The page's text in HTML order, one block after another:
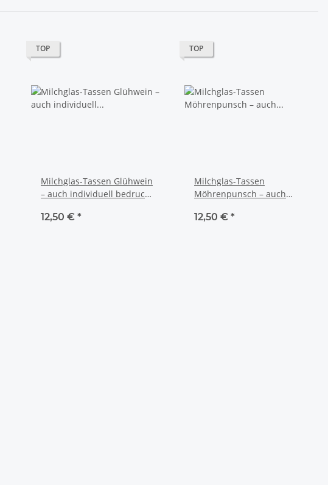
TOP
Milchglas-Tassen Glühwein
– auch individuell bedruckt
12,50 € *
TOP
Milchglas-Tassen
Möhrenpunsch – auch
12,50 € *